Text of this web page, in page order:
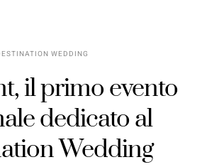
WEDDING
il primo evento
dedicato al
Wedding